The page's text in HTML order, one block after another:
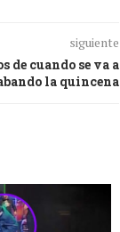
siguiente
de cuando se va a
la quincena